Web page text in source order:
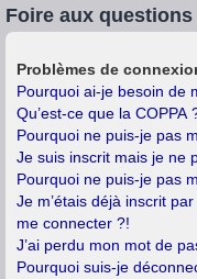
Foire aux questions
Problèmes de
Pourquoi ai-je besoin de
Qu’est-ce que la COPPA
Pourquoi ne puis-je pas
Je suis inscrit mais je ne
Pourquoi ne puis-je pas
Je m’étais déjà inscrit
me connecter ?!
J’ai perdu mon mot de
Pourquoi suis-je